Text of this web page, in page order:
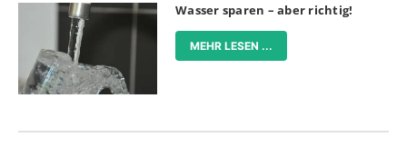
Wasser sparen – aber richtig!
MEHR LESEN ...